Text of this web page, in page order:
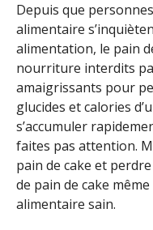
Depuis que
alimentaire
alimentation, le pain
nourriture interdits
amaigrissants pour
glucides et calories
s’accumuler
faites pas attention.
pain de cake et
de pain de cake
alimentaire sain.